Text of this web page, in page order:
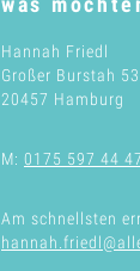
Hannah Friedl
Großer Burstah 53
20457 Hamburg
M: 0175 597 44 47
Am schnellsten